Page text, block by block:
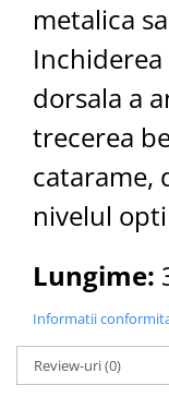
metalica
Inchiderea
dorsala a
trecerea
catarame,
nivelul
Lungime:
Informatii
Review-uri(0)